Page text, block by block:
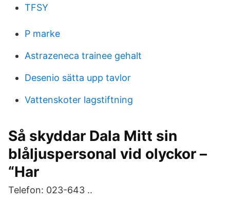
TFSY
P marke
Astrazeneca trainee gehalt
Desenio sätta upp tavlor
Vattenskoter lagstiftning
Så skyddar Dala Mitt sin
blåljuspersonal vid olyckor –
“Har
Telefon: 023-643 ..